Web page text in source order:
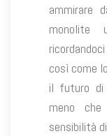
ammirare
monolite
così come
il futuro di
meno
sensibilità